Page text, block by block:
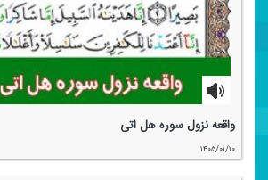
واقعه نزول سوره هل اتی
۱۴۰۵/۰۱/۱۰